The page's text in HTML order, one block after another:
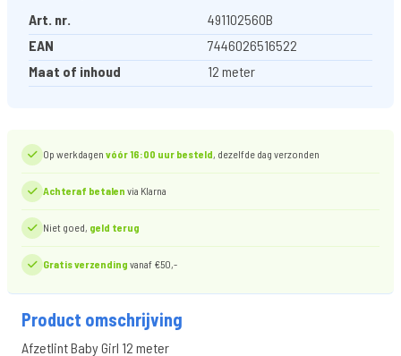
Art. nr.
491102560B
EAN
7446026516522
Maat of inhoud
12 meter
Op werkdagen vóór 16:00 uur besteld, dezelfde dag verzonden
Achteraf betalen via Klarna
Niet goed, geld terug
Gratis verzending vanaf €50,-
Product omschrijving
Afzetlint Baby Girl 12 meter